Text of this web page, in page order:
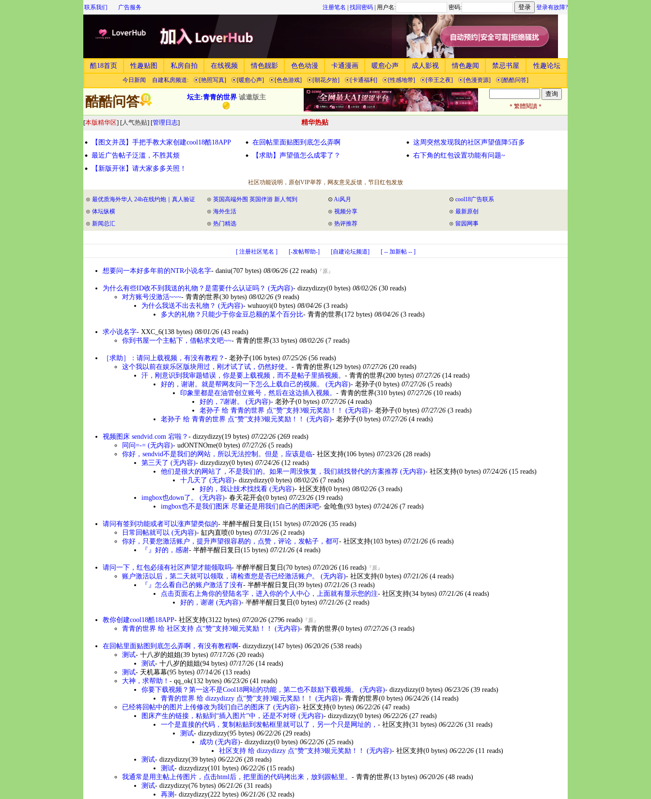
联系我们 广告服务 注册笔名 找回密码 用户名: 密码: 登录有故障?
酷18首页 性趣贴图 私房自拍 在线视频 情色靓影 色色动漫 卡通漫画 暖愈心声 成人影视 情色趣闻 禁忌书屋 性趣论坛
今日新闻 自建私房频道: ☉[艳照写真] ☉[暖愈心声] ☉[色色游戏] ☉[朝花夕拾] ☉[卡通福利] ☉[性感地带] ☉[帝王之夜] ☉[色漫资源] ☉[酷酷问答]
酷酷问答 坛主:青青的世界 诚邀版主
＊繁體閱讀＊
[本版精华区] [人气热贴] [管理日志] 精华热贴
【图文并茂】手把手教大家创建cool18酷18APP 在回帖里面贴图到底怎么弄啊
这周突然发现我的社区声望值降5百多
最近广告帖子泛滥，不胜其烦
【求助】声望值怎么成零了？
右下角的红包设置功能有问题~
【新版开张】请大家多多关照！
社区功能说明，原创VIP举荐，网友意见反馈，节日红包发放
⊙ 最优质海外华人 24h在线约炮｜真人验证 ⊙ 英国高端外围 英国伴游 新人驾到 ⊙ Ai风月 ⊙ cool18广告联系
⊙ 体坛纵横 ⊙ 海外生活 ⊙ 视频分享 ⊙ 最新原创
⊙ 新闻总汇 ⊙ 热门精选 ⊙ 热评推荐 ⊙ 留园网事
[ 注册社区笔名 ] [-发帖帮助-] [自建论坛频道] [ -- 加新帖 -- ]
想要问一本好多年前的NTR小说名字- daniu(707 bytes) 08/06/26 (22 reads) 『原』
为什么有些ID收不到我送的礼物？是需要什么认证吗？ (无内容)- dizzydizzy(0 bytes) 08/02/26 (30 reads)
对方账号没激活~~~- 青青的世界(30 bytes) 08/02/26 (9 reads)
为什么我送不出去礼物？ (无内容)- wuhuoyi(0 bytes) 08/04/26 (3 reads)
多大的礼物？只能少于你金豆总额的某个百分比- 青青的世界(172 bytes) 08/04/26 (3 reads)
求小说名字- XXC_6(138 bytes) 08/01/26 (43 reads)
你到书屋一个主帖下，借帖求文吧~~- 青青的世界(33 bytes) 08/02/26 (7 reads)
［求助］：请问上载视频，有没有教程？ - 老孙子(106 bytes) 07/25/26 (56 reads)
这个我以前在娱乐区版块用过，刚才试了试，仍然好使。 - 青青的世界(129 bytes) 07/27/26 (20 reads)
汗，刚意识到我审题错误，你是要上载视频，而不是帖子里插视频。 - 青青的世界(200 bytes) 07/27/26 (14 reads)
好的，谢谢。就是帮网友问一下怎么上载自己的视频。 (无内容)- 老孙子(0 bytes) 07/27/26 (5 reads)
印象里都是在油管创立账号，然后在这边插入视频。 - 青青的世界(310 bytes) 07/27/26 (10 reads)
好的，7谢谢。 (无内容)- 老孙子(0 bytes) 07/27/26 (4 reads)
老孙子 给 青青的世界 点“赞”支持3银元奖励！！ (无内容)- 老孙子(0 bytes) 07/27/26 (3 reads)
老孙子 给 青青的世界 点“赞”支持3银元奖励！！ (无内容)- 老孙子(0 bytes) 07/27/26 (4 reads)
视频图床 sendvid.com 宕啦？ - dizzydizzy(19 bytes) 07/22/26 (269 reads)
同问=-= (无内容)- udONTNOme(0 bytes) 07/27/26 (5 reads)
你好，sendvid不是我们的网站，所以无法控制。但是，应该是临- 社区支持(106 bytes) 07/23/26 (28 reads)
第三天了 (无内容)- dizzydizzy(0 bytes) 07/24/26 (12 reads)
他们是很大的网站了，不是我们的。如果一周没恢复，我们就找替代的方案推荐 (无内容)- 社区支持(0 bytes) 07/24/26 (15 reads)
十几天了 (无内容)- dizzydizzy(0 bytes) 08/02/26 (7 reads)
好的，我让技术找找看 (无内容)- 社区支持(0 bytes) 08/02/26 (3 reads)
imgbox也down了。 (无内容)- 春天花开会(0 bytes) 07/23/26 (19 reads)
imgbox也不是我们图床 尽量还是用我们自己的图床吧- 金呛鱼(93 bytes) 07/24/26 (7 reads)
请问有签到功能或者可以涨声望类似的- 半醉半醒日复日 (151 bytes) 07/20/26 (35 reads)
日常回帖就可以 (无内容)- 缸内直喷(0 bytes) 07/31/26 (2 reads)
你好，只要您激活账户，提升声望很容易的，点赞，评论，发帖子，都可- 社区支持(103 bytes) 07/21/26 (6 reads)
『』好的，感谢- 半醉半醒日复日 (15 bytes) 07/21/26 (4 reads)
请问一下，红包必须有社区声望才能领取吗- 半醉半醒日复日 (70 bytes) 07/20/26 (16 reads) 『原』
账户激活以后，第二天就可以领取，请检查您是否已经激活账户。 (无内容)- 社区支持(0 bytes) 07/21/26 (4 reads)
『』怎么看自己的账户激活了没有- 半醉半醒日复日 (39 bytes) 07/21/26 (3 reads)
点击页面右上角你的登陆名字，进入你的个人中心，上面就有显示您的注- 社区支持(34 bytes) 07/21/26 (4 reads)
好的，谢谢 (无内容)- 半醉半醒日复日 (0 bytes) 07/21/26 (2 reads)
教你创建cool18酷18APP- 社区支持(3122 bytes) 07/20/26 (2796 reads) 『原』
青青的世界 给 社区支持 点“赞”支持3银元奖励！！ (无内容)- 青青的世界(0 bytes) 07/27/26 (3 reads)
在回帖里面贴图到底怎么弄啊，有没有教程啊 - dizzydizzy(147 bytes) 06/20/26 (538 reads)
测试- 十八岁的姐姐 (39 bytes) 07/17/26 (20 reads)
测试- 十八岁的姐姐 (94 bytes) 07/17/26 (14 reads)
测试- 天机幕幕(95 bytes) 07/14/26 (13 reads)
大神，求帮助！ - qq_ok(132 bytes) 06/23/26 (41 reads)
你要下载视频？第一这不是Cool18网站的功能，第二也不鼓励下载视频。 (无内容)- dizzydizzy(0 bytes) 06/23/26 (39 reads)
青青的世界 给 dizzydizzy 点“赞”支持3银元奖励！！ (无内容)- 青青的世界(0 bytes) 06/24/26 (14 reads)
已经将回帖中的图片上传修改为我们自己的图床了 (无内容)- 社区支持(0 bytes) 06/22/26 (47 reads)
图床产生的链接，粘贴到“插入图片”中，还是不对呀 (无内容)- dizzydizzy(0 bytes) 06/22/26 (27 reads)
一个是直接的代码，复制粘贴到发帖框里就可以了，另一个只是网址的， - 社区支持(31 bytes) 06/22/26 (31 reads)
测试- dizzydizzy(95 bytes) 06/22/26 (29 reads)
成功 (无内容)- dizzydizzy(0 bytes) 06/22/26 (25 reads)
社区支持 给 dizzydizzy 点“赞”支持3银元奖励！！ (无内容)- 社区支持(0 bytes) 06/22/26 (11 reads)
测试- dizzydizzy(39 bytes) 06/22/26 (28 reads)
测试- dizzydizzy(101 bytes) 06/22/26 (15 reads)
我通常是用主帖上传图片，点击html后，把里面的代码拷出来，放到跟帖里。 - 青青的世界(13 bytes) 06/20/26 (48 reads)
测试- dizzydizzy(76 bytes) 06/21/26 (31 reads)
再测 - dizzydizzy(222 bytes) 06/21/26 (32 reads)